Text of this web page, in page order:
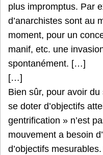
plus impromptus. Par
d’anarchistes sont au
moment, pour un
manif, etc. une
spontanément. […]
[…]
Bien sûr, pour avoir
se doter d’objectifs
gentrification » n’est
mouvement a besoin
d’objectifs